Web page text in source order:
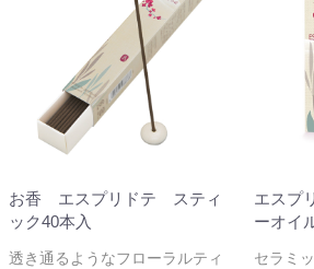
お香 エスプリドテ スティ
ック40本入
透き通るようなフローラルティ
エスプ
ーオイ
セラミ